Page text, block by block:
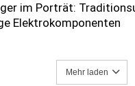
im Porträt:
Elektrokomponenten
Mehr laden